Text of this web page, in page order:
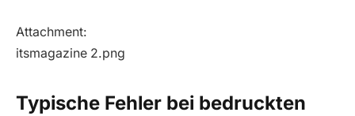
Attachment:
itsmagazine 2.png
Typische Fehler bei bedruckten